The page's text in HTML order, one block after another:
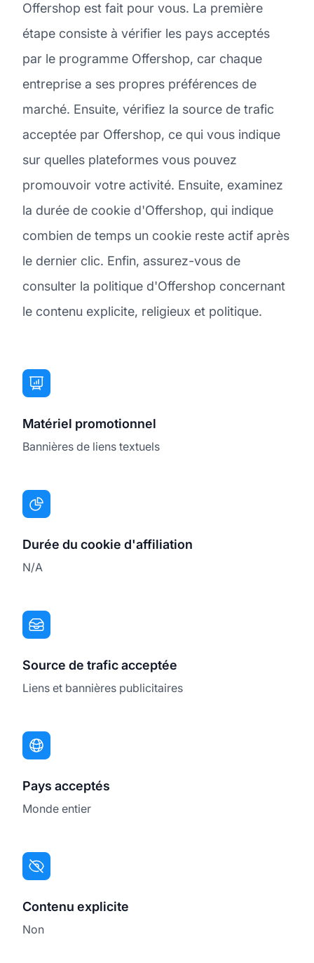
Offershop est fait pour vous. La première
étape consiste à vérifier les pays acceptés
par le programme Offershop, car chaque
entreprise a ses propres préférences de
marché. Ensuite, vérifiez la source de trafic
acceptée par Offershop, ce qui vous indique
sur quelles plateformes vous pouvez
promouvoir votre activité. Ensuite, examinez
la durée de cookie d'Offershop, qui indique
combien de temps un cookie reste actif après
le dernier clic. Enfin, assurez-vous de
consulter la politique d'Offershop concernant
le contenu explicite, religieux et politique.
Matériel promotionnel
Bannières de liens textuels
Durée du cookie d'affiliation
N/A
Source de trafic acceptée
Liens et bannières publicitaires
Pays acceptés
Monde entier
Contenu explicite
Non